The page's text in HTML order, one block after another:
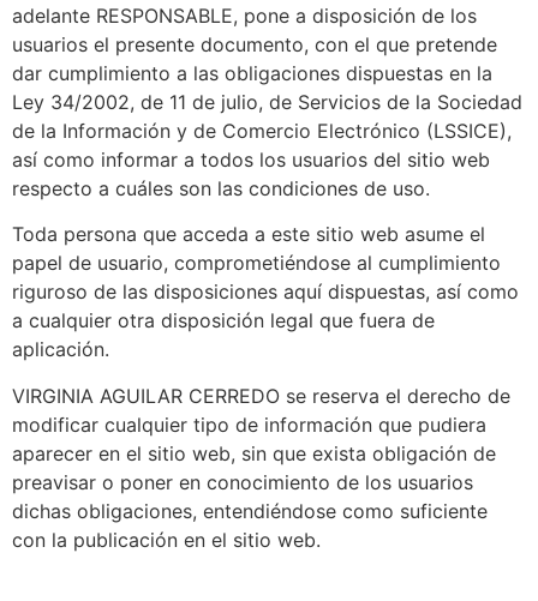
adelante RESPONSABLE, pone a disposición de los
usuarios el presente documento, con el que pretende
dar cumplimiento a las obligaciones dispuestas en la
Ley 34/2002, de 11 de julio, de Servicios de la Sociedad
de la Información y de Comercio Electrónico (LSSICE),
así como informar a todos los usuarios del sitio web
respecto a cuáles son las condiciones de uso.
Toda persona que acceda a este sitio web asume el
papel de usuario, comprometiéndose al cumplimiento
riguroso de las disposiciones aquí dispuestas, así como
a cualquier otra disposición legal que fuera de
aplicación.
VIRGINIA AGUILAR CERREDO se reserva el derecho de
modificar cualquier tipo de información que pudiera
aparecer en el sitio web, sin que exista obligación de
preavisar o poner en conocimiento de los usuarios
dichas obligaciones, entendiéndose como suficiente
con la publicación en el sitio web.